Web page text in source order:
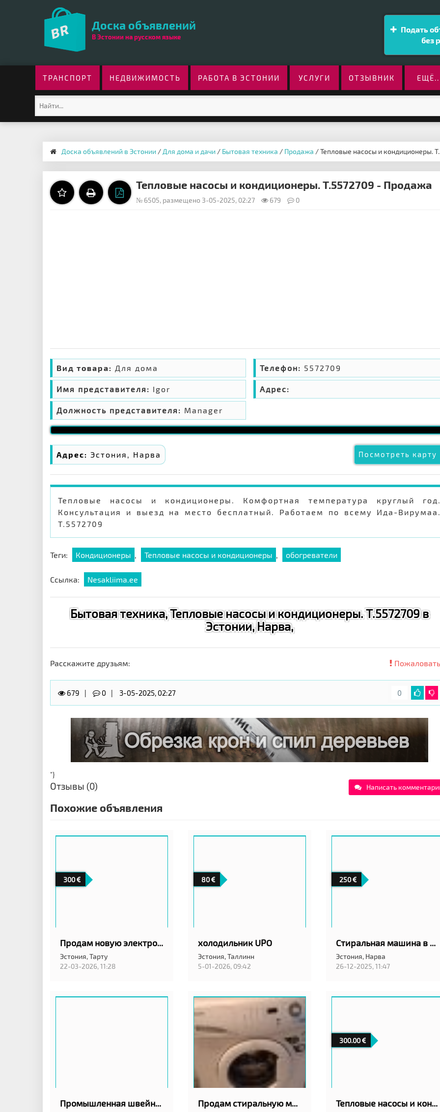
Доска объявлений
В Эстонии на русском языке
Подать
без
ТРАНСПОРТ НЕДВИЖИМОСТЬ РАБОТА В ЭСТОНИИ УСЛУГИ ОТЗЫВНИК
Доска объявлений в Эстонии / Для дома и дачи / Бытовая техника / Продажа / Тепловые насосы и кондиционеры.
Тепловые насосы и кондиционеры. Т.5572709 - Продажа
№ 6505, размещено 3-05-2025, 02:27 679 0
Вид товара: Для дома
Имя представителя: Igor
Должность представителя: Manager
Телефон: 5572709
Адрес:
Адрес: Эстония, Нарва Посмотреть карту
Тепловые насосы и кондиционеры. Комфортная температура круглый
Консультация и выезд на место бесплатный. Работаем по всему Ида-
Т.5572709
Теги: Кондиционеры , Тепловые насосы и кондиционеры , обогреватели
Ссылка: Nesakliima.ee
Бытовая техника, Тепловые насосы и кондиционеры. Т.5572709 в
Эстонии, Нарва,
Расскажите друзьям:
679 0 3-05-2025, 02:27 0
"}
Отзывы (0) Написать
Похожие объявления
300
Продам новую электроплиту
Эстония,Тарту
22-03-2026, 11:28
80
холодильник UPO
Эстония,Таллинн
5-01-2026, 09:42
250
Стиральная машина в идеальном состоянии
Эстония, Нарва
26-12-2025, 11:47
Промышленная швейная машина штробель Продам стиральную машину, не дорого
300.00
Тепловые насосы и кондиционеры. Ида-Вирумаа